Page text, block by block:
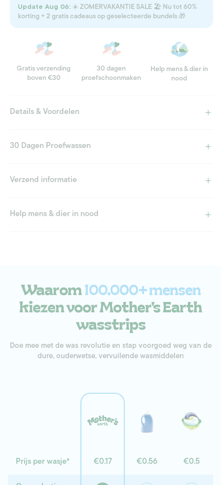
Update Aug 06: ☀️ ZOMERVAKANTIE SALE 🏖️ Nu tot 60%
korting + 2 gratis cadeaus op geselecteerde bundels 🎁
Gratis verzending
boven €30
30 dagen
proefschoonmaken
Help mens & dier in
nood
Details & Voordelen
30 Dagen Proefwassen
Verzend informatie
Help mens & dier in nood
Waarom100.000+ mensen
kiezen voor Mother's Earth
wasstrips
Doe mee met de was revolutie en stap voorgoed weg van de
dure, ouderwetse, vervuilende wasmiddelen
Prijs per wasje* €0.17 €0.56
€0.5